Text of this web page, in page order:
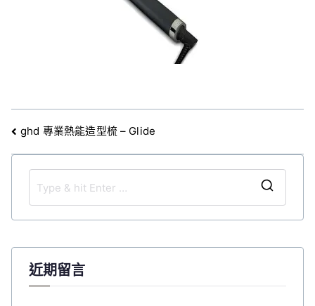
文
章
ghd 專業熱能造型梳 – Glide
e
a
f
近期留言